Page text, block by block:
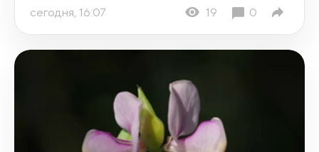
сегодня, 16:07 19 0